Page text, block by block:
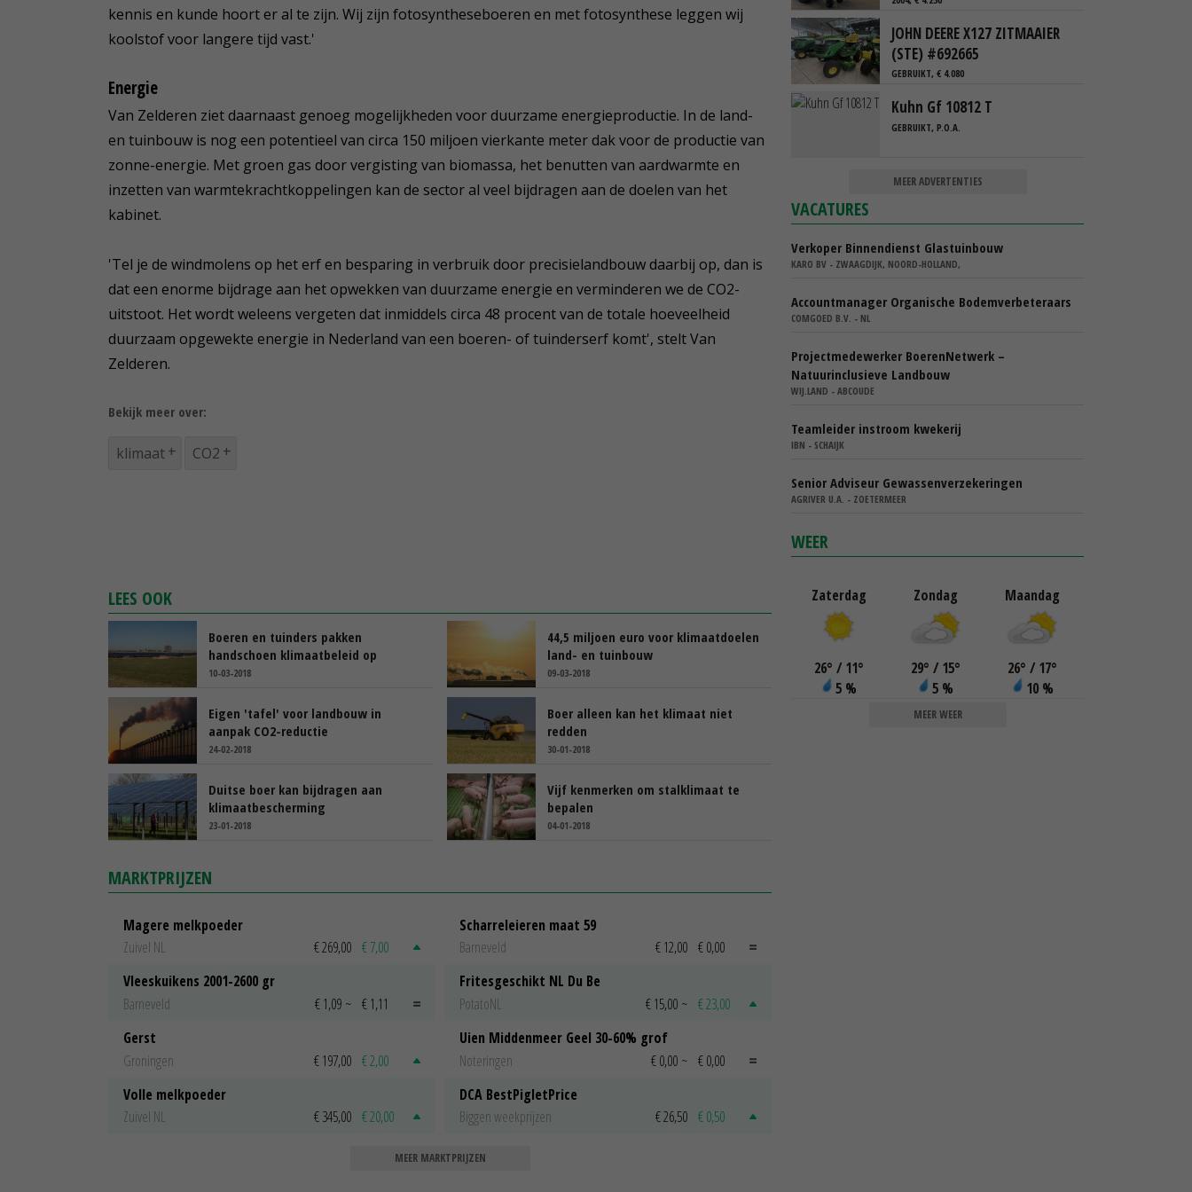
kennis en kunde hoort er al te zijn. Wij zijn fotosyntheseboeren en met fotosynthese leggen wij
koolstof voor langere tijd vast.'
Energie
Van Zelderen ziet daarnaast genoeg mogelijkheden voor duurzame energieproductie. In de land-
en tuinbouw is nog een potentieel van circa 150 miljoen vierkante meter dak voor de productie van
zonne-energie. Met groen gas door vergisting van biomassa, het benutten van aardwarmte en
inzetten van warmtekrachtkoppelingen kan de sector al veel bijdragen aan de doelen van het
kabinet.
'Tel je de windmolens op het erf en besparing in verbruik door precisielandbouw daarbij op, dan is
dat een enorme bijdrage aan het opwekken van duurzame energie en verminderen we de CO2-
uitstoot. Het wordt weleens vergeten dat inmiddels circa 48 procent van de totale hoeveelheid
duurzaam opgewekte energie in Nederland van een boeren- of tuinderserf komt', stelt Van
Zelderen.
Bekijk meer over:
klimaat CO2
LEES OOK
Boeren en tuinders pakken
handschoen klimaatbeleid op
10-03-2018
44,5 miljoen euro voor klimaatdoelen
land- en tuinbouw
09-03-2018
Eigen 'tafel' voor landbouw in
aanpak CO2-reductie
24-02-2018
Boer alleen kan het klimaat niet
redden
30-01-2018
Duitse boer kan bijdragen aan
klimaatbescherming
23-01-2018
Vijf kenmerken om stalklimaat te
bepalen
04-01-2018
MARKTPRIJZEN
Magere melkpoeder
Zuivel NL
€ 269,00 € 7,00
Vleeskuikens 2001-2600 gr
Barneveld
€ 1,09 ~ € 1,11
Gerst
Groningen
€ 197,00 € 2,00
Volle melkpoeder
Zuivel NL
€ 345,00 € 20,00
Scharreleieren maat 59
Barneveld
€ 12,00 € 0,00
Fritesgeschikt NL Du Be
PotatoNL
€ 15,00 ~ € 23,00
Uien Middenmeer Geel 30-60% grof
Noteringen
€ 0,00 ~ € 0,00
DCA BestPigletPrice
Biggen weekprijzen
€ 26,50 € 0,50
MEER MARKTPRIJZEN
JOHN DEERE X127 ZITMAAIER
(STE) #692665
GEBRUIKT, € 4.080
Kuhn Gf 10812 T
GEBRUIKT, P.O.A.
MEER ADVERTENTIES
VACATURES
Verkoper Binnendienst Glastuinbouw
KARO BV - ZWAAGDIJK, NOORD-HOLLAND,
Accountmanager Organische Bodemverbeteraars
COMGOED B.V. - NL
Projectmedewerker BoerenNetwerk –
Natuurinclusieve Landbouw
WIJ.LAND - ABCOUDE
Teamleider instroom kwekerij
IBN - SCHAIJK
Senior Adviseur Gewassenverzekeringen
AGRIVER U.A. - ZOETERMEER
WEER
Zaterdag
26° / 11°
5 %
Zondag
29° / 15°
5 %
Maandag
26° / 17°
10 %
MEER WEER